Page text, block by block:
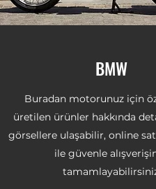
BMW
Buradan motorunuz için
üretilen ürünler hakkında
görsellere ulaşabilir, online
ile güvenle